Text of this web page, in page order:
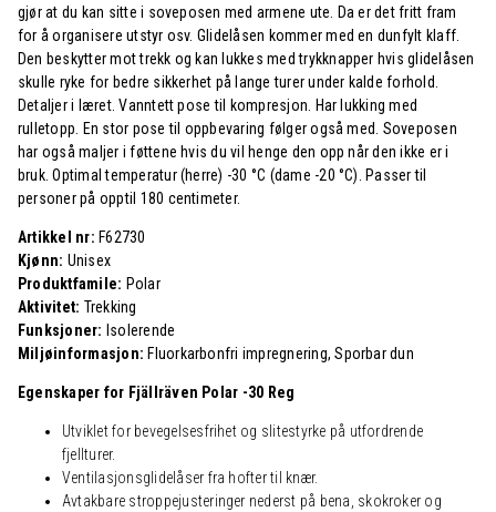
gjør at du kan sitte i soveposen med armene ute. Da er det fritt fram
for å organisere utstyr osv. Glidelåsen kommer med en dunfylt klaff.
Den beskytter mot trekk og kan lukkes med trykknapper hvis glidelåsen
skulle ryke for bedre sikkerhet på lange turer under kalde forhold.
Detaljer i læret. Vanntett pose til kompresjon. Har lukking med
rulletopp. En stor pose til oppbevaring følger også med. Soveposen
har også maljer i føttene hvis du vil henge den opp når den ikke er i
bruk. Optimal temperatur (herre) -30 °C (dame -20 °C). Passer til
personer på opptil 180 centimeter.
Artikkel nr: F62730
Kjønn: Unisex
Produktfamile: Polar
Aktivitet: Trekking
Funksjoner: Isolerende
Miljøinformasjon: Fluorkarbonfri impregnering, Sporbar dun
Egenskaper for Fjällräven Polar -30 Reg
Utviklet for bevegelsesfrihet og slitestyrke på utfordrende
fjellturer.
Ventilasjonsglidelåser fra hofter til knær.
Avtakbare stroppejusteringer nederst på bena, skokroker og